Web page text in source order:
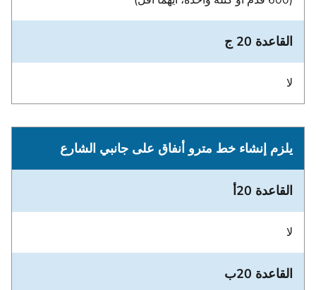
القاعدة 20 ج
لا
يلزم إنشاء خط مترو أنفاق على جانبي الشارع
القاعدة 20أ
لا
القاعدة 20ب